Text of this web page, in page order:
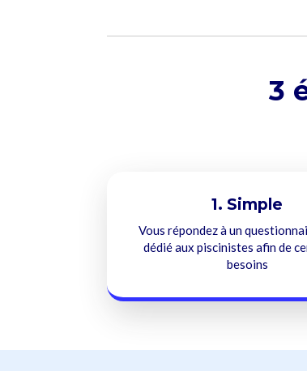
3
1. Simple
Vous répondez à un
dédié aux piscinistes afin de
besoins